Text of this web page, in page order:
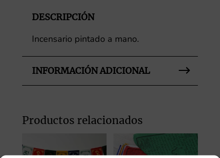
DESCRIPCIÓN
Incensario pintado a mano.
INFORMACIÓN ADICIONAL
Productos relacionados